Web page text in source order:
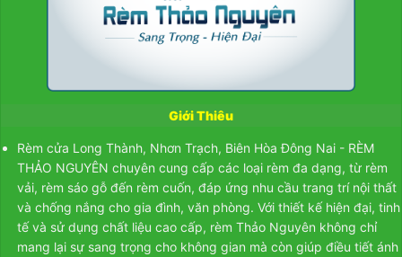
Mẫu Màn Vải Theo Cataloge
Công Trình Màn Sáo
Mẫu Màn Sáo Theo Cataloge
Giới Thiêu
Rèm cửa Long Thành, Nhơn Trạch, Biên Hòa Đông Nai - RÈM
THẢO NGUYÊN chuyên cung cấp các loại rèm đa dạng, từ rèm
vải, rèm sáo gỗ đến rèm cuốn, đáp ứng nhu cầu trang trí nội thất
và chống nắng cho gia đình, văn phòng. Với thiết kế hiện đại, tinh
tế và sử dụng chất liệu cao cấp, rèm Thảo Nguyên không chỉ
mang lại sự sang trọng cho không gian mà còn giúp điều tiết ánh